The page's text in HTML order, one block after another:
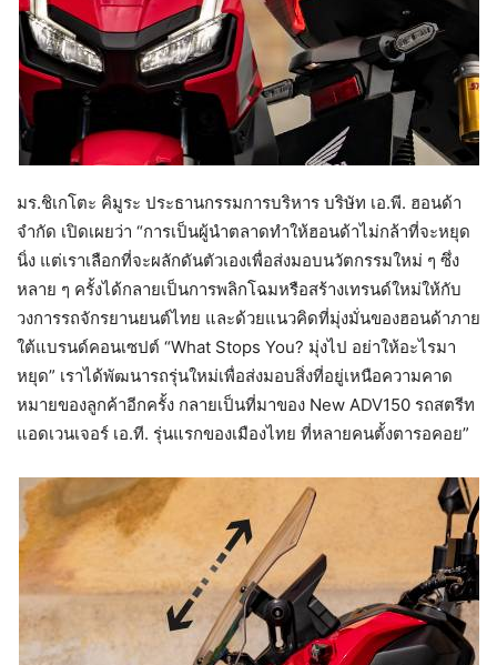
มร.ชิเกโตะ คิมูระ ประธานกรรมการบริหาร บริษัท เอ.พี. ฮอนด้า
จำกัด เปิดเผยว่า “การเป็นผู้นำตลาดทำให้ฮอนด้าไม่กล้าที่จะหยุด
นิ่ง แต่เราเลือกที่จะผลักดันตัวเองเพื่อส่งมอบนวัตกรรมใหม่ ๆ ซึ่ง
หลาย ๆ ครั้งได้กลายเป็นการพลิกโฉมหรือสร้างเทรนด์ใหม่ให้กับ
วงการรถจักรยานยนต์ไทย และด้วยแนวคิดที่มุ่งมั่นของฮอนด้าภาย
ใต้แบรนด์คอนเซปต์ “What Stops You? มุ่งไป อย่าให้อะไรมา
หยุด” เราได้พัฒนารถรุ่นใหม่เพื่อส่งมอบสิ่งที่อยู่เหนือความคาด
หมายของลูกค้าอีกครั้ง กลายเป็นที่มาของ New ADV150 รถสตรีท
แอดเวนเจอร์ เอ.ที. รุ่นแรกของเมืองไทย ที่หลายคนตั้งตารอคอย”